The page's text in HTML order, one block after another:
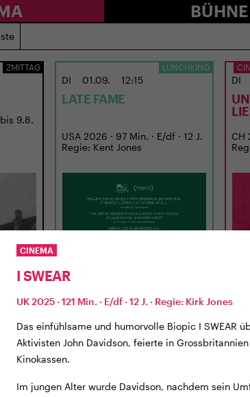
BÜHNE
ZMITTAG
9.8.
LUNCHKINO
DI 01.09. 12:15
LATE FAME
USA 2026 · 97 Min. · E/df · 12 J.
Regie: Kent Jones
DI
CH
CINEMA
I SWEAR
UK 2025 · 121 Min. · E/df · 12 J. · Regie: Kirk Jones
Das einfühlsame und humorvolle Biopic I SWEAR
Aktivisten John Davidson, feierte in
Kinokassen.
Im jungen Alter wurde Davidson, nachdem sein